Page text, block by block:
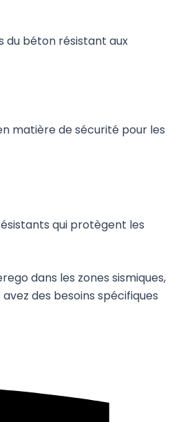
du béton résistant aux
matière de sécurité pour les
qui protègent les
dans les zones sismiques,
des besoins spécifiques